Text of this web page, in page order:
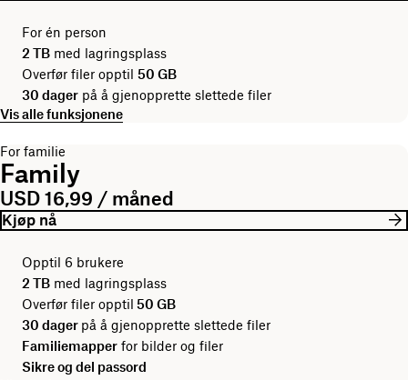
For én person
2 TB med lagringsplass
Overfør filer opptil 50 GB
30 dager på å gjenopprette slettede filer
Vis alle funksjonene
For familie
Family
USD 16,99 / måned
Kjøp nå
Opptil 6 brukere
2 TB med lagringsplass
Overfør filer opptil 50 GB
30 dager på å gjenopprette slettede filer
Familiemapper for bilder og filer
Sikre og del passord